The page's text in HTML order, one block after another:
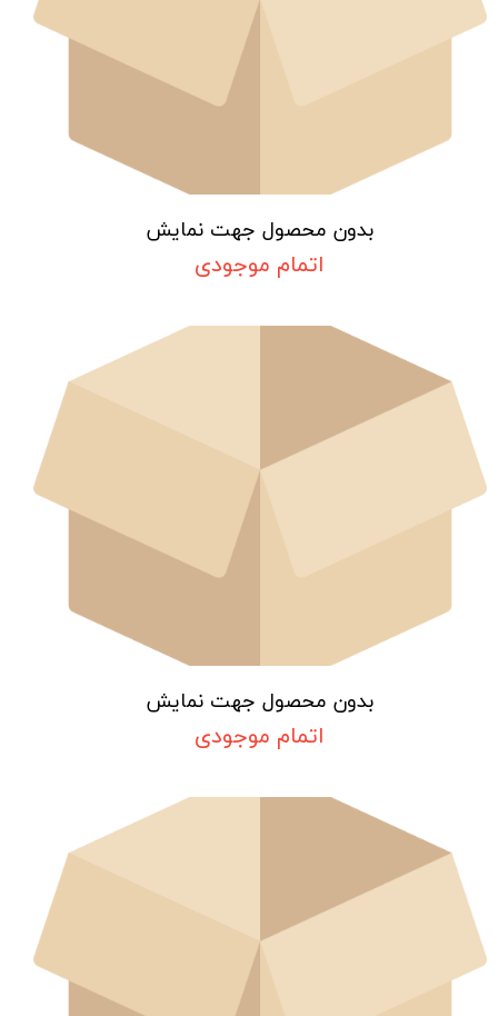
بدون محصول جهت نمایش
اتمام موجودی
بدون محصول جهت نمایش
اتمام موجودی